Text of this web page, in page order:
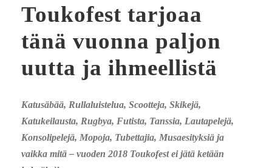
Toukofest tarjoaa
tänä vuonna paljon
uutta ja ihmeellistä
Katusäbää, Rullaluistelua, Scootteja, Skikejä,
Katukeilausta, Rugbya, Futista, Tanssia, Lautapelejä,
Konsolipelejä, Mopoja, Tubettajia, Musaesityksiä ja
vaikka mitä – vuoden 2018 Toukofest ei jätä ketään